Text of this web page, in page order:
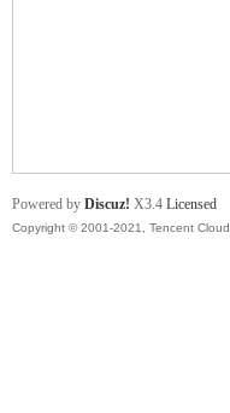
Powered by Discuz! X3.4 Licensed
Copyright © 2001-2021, Tencent Cloud.